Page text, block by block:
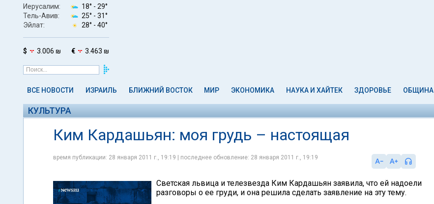
Иерусалим: 18° - 29°
Тель-Авив:
25° - 31°
Эйлат:
28° - 40°
$ 3.006 ₪ € 3.463 ₪
ВСЕ НОВОСТИ ИЗРАИЛЬ БЛИЖНИЙ ВОСТОК МИР ЭКОНОМИКА НАУКА И ХАЙТЕК ЗДОРОВЬЕ ОБЩИНА
КУЛЬТУРА
Ким Кардашьян: моя грудь – настоящая
время публикации: 28 января 2011 г., 19:19 | последнее обновление: 28 января 2011 г., 19:19
Светская львица и телезвезда Ким Кардашьян заявила, что ей надоели
разговоры о ее груди, и она решила сделать заявление на эту тему.